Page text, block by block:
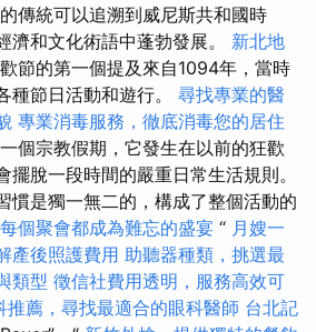
傳統可以追溯到威尼斯共和國時
濟和文化術語中蓬勃發展。 新北地
節的第一個提及來自1094年，當時
種節日活動和遊行。 尋找專業的醫
專業消毒服務，徹底消毒您的居住
個宗教假期，它發生在以前的狂歡
擺脫一段時間的嚴重日常生活規則。
慣是獨一無二的，構成了整個活動的
個聚會都成為難忘的盛宴 “ 月嫂一
產後照護費用 助聽器種類，挑選最
類型 徵信社費用透明，服務高效可
推薦，尋找最適合的眼科醫師 台北記